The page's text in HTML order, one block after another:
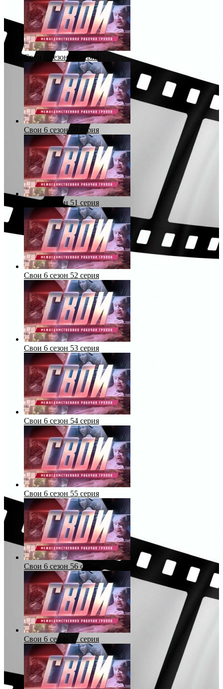
Свои 6 сезон 49 серия
Свои 6 сезон 50 серия
Свои 6 сезон 51 серия
Свои 6 сезон 52 серия
Свои 6 сезон 53 серия
Свои 6 сезон 54 серия
Свои 6 сезон 55 серия
Свои 6 сезон 56 серия
Свои 6 сезон 57 серия